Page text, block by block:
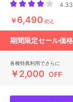
4.33
￥6,490 税込
期間限定セール価格
各種特典利用でさらに
￥2,000 OFF